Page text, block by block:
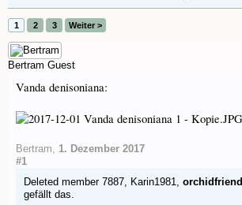
1 2 3 Weiter >
Bertram Guest
Vanda denisoniana:
Bertram, 1. Dezember 2017
#1
Deleted member 7887, Karin1981, orchidfriend
gefällt das.